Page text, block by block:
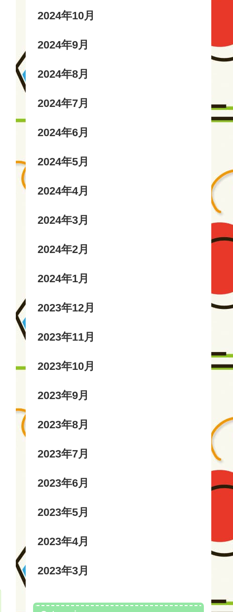
2024年10月
2024年9月
2024年8月
2024年7月
2024年6月
2024年5月
2024年4月
2024年3月
2024年2月
2024年1月
2023年12月
2023年11月
2023年10月
2023年9月
2023年8月
2023年7月
2023年6月
2023年5月
2023年4月
2023年3月